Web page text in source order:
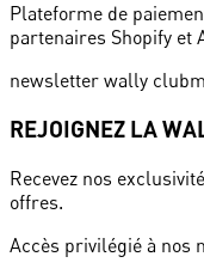
Plateforme de
partenaires Shopify et
newsletter wally
REJOIGNEZ LA
Recevez nos
offres.
Accès privilégié à nos